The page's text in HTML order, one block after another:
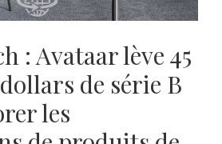
: Avataar lève 45
de série B
les